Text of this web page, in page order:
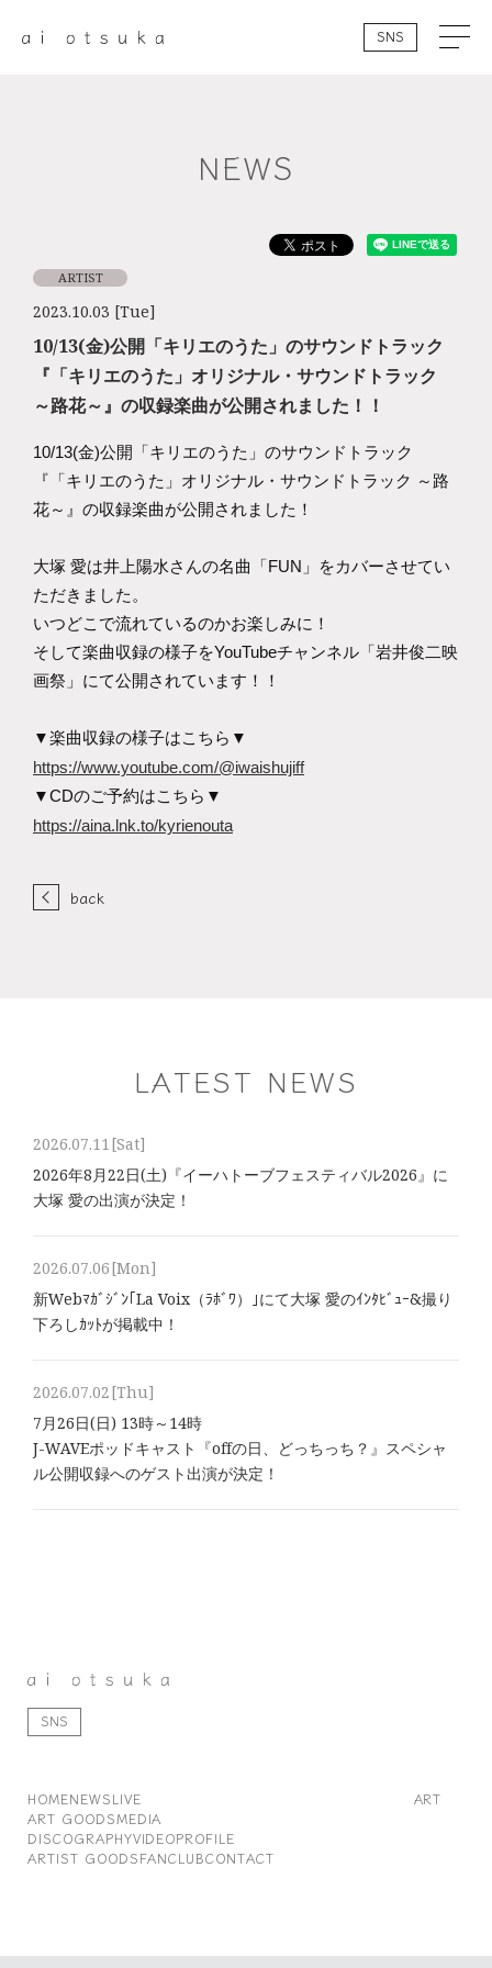
SNS
NEWS
2023.10.03 [Tue]
ARTIST
10/13(金)公開「キリエのうた」のサウンドトラック
『「キリエのうた」オリジナル・サウンドトラック
～路花～』の収録楽曲が公開されました！！
10/13(金)公開「キリエのうた」のサウンドトラック
『「キリエのうた」オリジナル・サウンドトラック ～路
花～』の収録楽曲が公開されました！
大塚 愛は井上陽水さんの名曲「FUN」をカバーさせてい
ただきました。
いつどこで流れているのかお楽しみに！
そして楽曲収録の様子をYouTubeチャンネル「岩井俊二映
画祭」にて公開されています！！
▼楽曲収録の様子はこちら▼
https://www.youtube.com/@iwaishujiff
▼CDのご予約はこちら▼
https://aina.lnk.to/kyrienouta
back
LATEST NEWS
2026.07.11[Sat]
2026年8⽉22⽇(土)『イーハトーブフェスティバル2026』に
大塚 愛の出演が決定！
2026.07.06[Mon]
新Webﾏｶﾞｼﾞﾝ｢La Voix（ﾗﾎﾞﾜ）｣にて大塚 愛のｲﾝﾀﾋﾞｭｰ&撮り
下ろしｶｯﾄが掲載中！
2026.07.02[Thu]
7月26日(日) 13時～14時
J-WAVEポッドキャスト『offの日、どっちっち？』スペシャ
ル公開収録へのゲスト出演が決定！
SNS
HOMENEWSLIVE
ART
ART GOODSMEDIA
DISCOGRAPHYVIDEOPROFILE
ARTIST GOODSFANCLUBCONTACT